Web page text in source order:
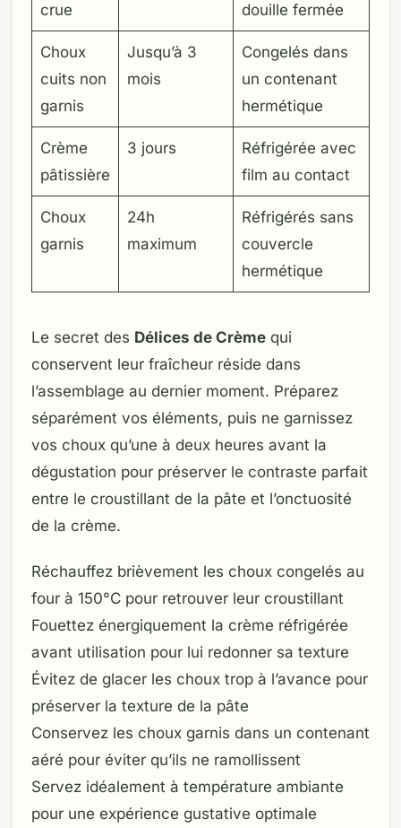
crue
douille fermée
Choux
cuits non
garnis
Jusqu’à 3
mois
Congelés dans
un contenant
hermétique
Crème
pâtissière
3 jours
Réfrigérée avec
film au contact
Choux
garnis
24h
maximum
Réfrigérés sans
couvercle
hermétique
Le secret des Délices de Crème qui
conservent leur fraîcheur réside dans
l’assemblage au dernier moment. Préparez
séparément vos éléments, puis ne garnissez
vos choux qu’une à deux heures avant la
dégustation pour préserver le contraste parfait
entre le croustillant de la pâte et l’onctuosité
de la crème.
Réchauffez brièvement les choux congelés au
four à 150°C pour retrouver leur croustillant
Fouettez énergiquement la crème réfrigérée
avant utilisation pour lui redonner sa texture
Évitez de glacer les choux trop à l’avance pour
préserver la texture de la pâte
Conservez les choux garnis dans un contenant
aéré pour éviter qu’ils ne ramollissent
Servez idéalement à température ambiante
pour une expérience gustative optimale